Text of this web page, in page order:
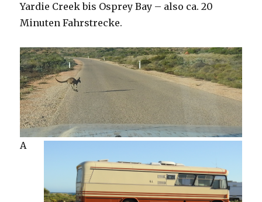
Yardie Creek bis Osprey Bay – also ca. 20
Minuten Fahrstrecke.
A